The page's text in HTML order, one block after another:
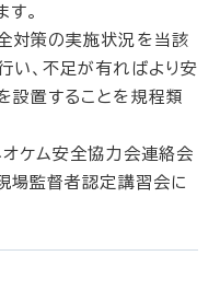
。
対策の実施状況を当該
い、不足が有ればより安
設置することを規程類
オケム安全協力会連絡会
場監督者認定講習会に